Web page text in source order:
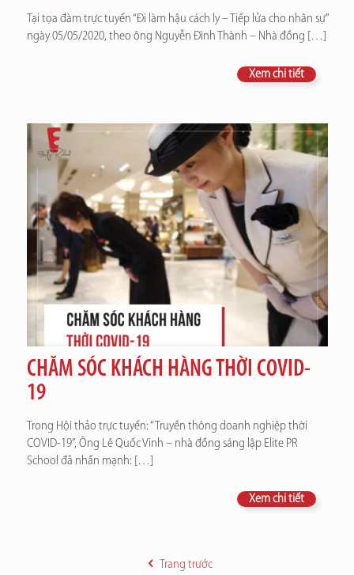
Tại tọa đàm trực tuyến “Đi làm hậu cách ly – Tiếp lửa cho nhân sự”
ngày 05/05/2020, theo ông Nguyễn Đình Thành – Nhà đồng […]
Xem chi tiết
CHĂM SÓC KHÁCH HÀNG THỜI COVID-
19
Trong Hội thảo trực tuyến: “Truyền thông doanh nghiệp thời
COVID-19”, Ông Lê Quốc Vinh – nhà đồng sáng lập Elite PR
School đã nhấn mạnh: […]
Xem chi tiết
Trang trước